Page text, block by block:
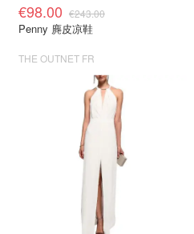
€98.00 €243.00
Penny 麂皮凉鞋
THE OUTNET FR